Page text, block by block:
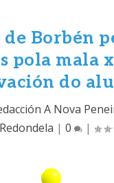
de Borbén
pola mala
do
A Nova
Redondela | 0 |